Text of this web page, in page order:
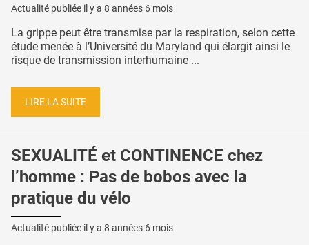
Actualité publiée il y a 8 années 6 mois
La grippe peut être transmise par la respiration, selon cette
étude menée à l’Université du Maryland qui élargit ainsi le
risque de transmission interhumaine ...
LIRE LA SUITE
SEXUALITÉ et CONTINENCE chez
l’homme : Pas de bobos avec la
pratique du vélo
Actualité publiée il y a 8 années 6 mois